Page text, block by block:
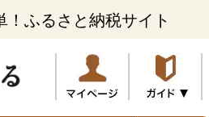
ふるさと納税サイト